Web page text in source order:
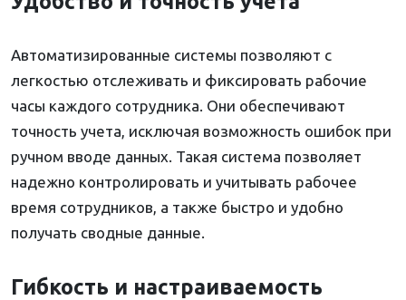
Автоматизированные системы позволяют с
легкостью отслеживать и фиксировать рабочие
часы каждого сотрудника. Они обеспечивают
точность учета, исключая возможность ошибок при
ручном вводе данных. Такая система позволяет
надежно контролировать и учитывать рабочее
время сотрудников, а также быстро и удобно
получать сводные данные.
Гибкость и настраиваемость